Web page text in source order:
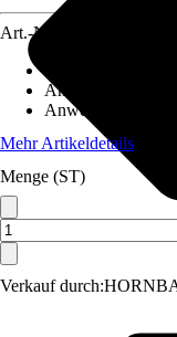
Verkauf durch:
Art.-Nr.
Anwendung
Mehr Artikeldetails
Menge (ST)